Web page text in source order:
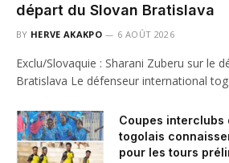
départ du Slovan Bratislava
BY HERVE AKAKPO 6 AOÛT 2026
Exclu/Slovaquie : Sharani Zuberu sur le
Bratislava Le défenseur international
Coupes interclubs
togolais
pour les tours